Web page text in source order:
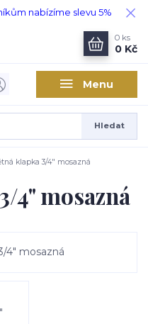
nabízíme slevu 5%
Menu
Hledat
0 ks
0 Kč
klapka 3/4" mosazná
4" mosazná